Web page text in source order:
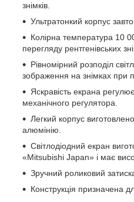
знімків.
Ультратонкий корпус
Колірна температура 10
перегляду рентгенівських
Рівномірний розподіл
зображення на знімках при
Яскравість екрана
механічного регулятора.
Легкий корпус
алюмінію.
Світлодіодний екран
«Mitsubishi Japan» і має
Зручний роликовий
Конструкція призначена